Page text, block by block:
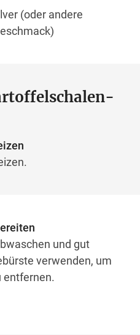
(oder andere
und gut
verwenden, um
entfernen.